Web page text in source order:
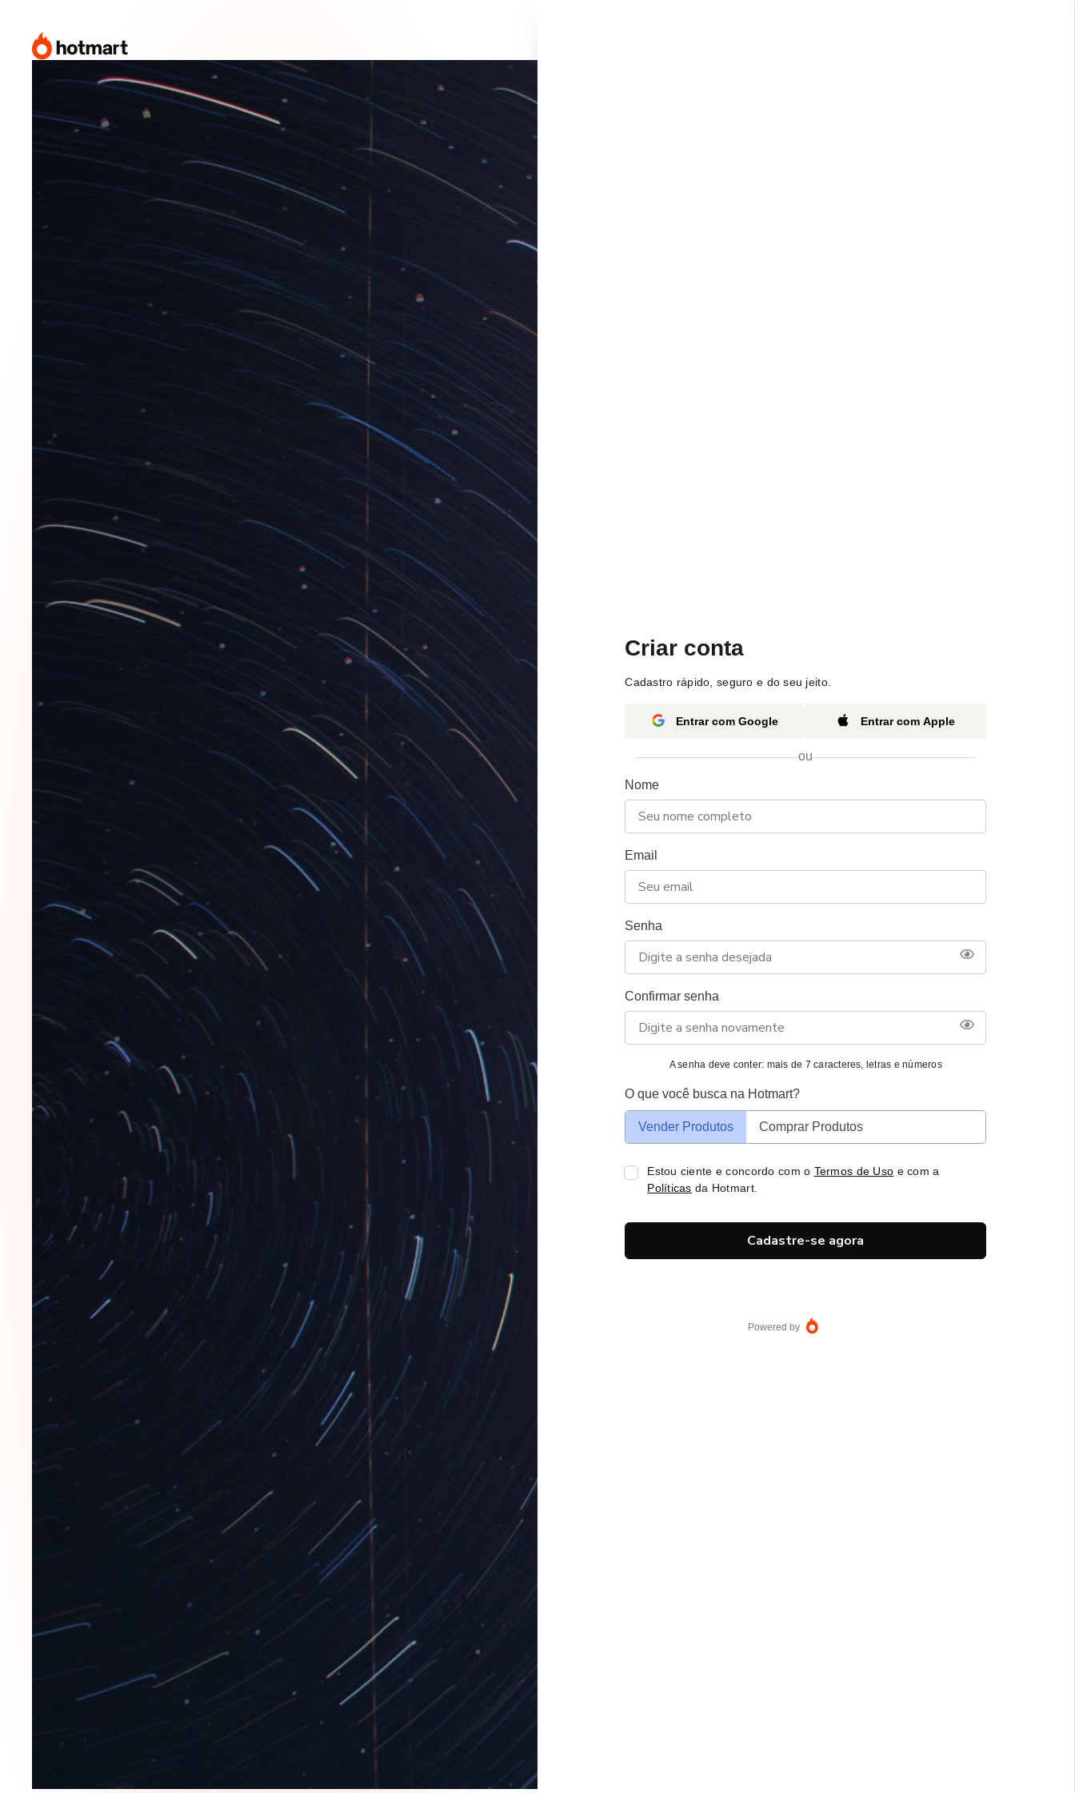
Criar conta
Cadastro rápido, seguro e do seu jeito.
Entrar com Google Entrar com Apple
ou
Nome
Email
Senha
Confirmar senha
A senha deve conter: mais de 7 caracteres, letras e números
O que você busca na Hotmart?
Vender Produtos Comprar Produtos
Estou ciente e concordo com o Termos de Uso e com a
Políticas da Hotmart.
Cadastre-se agora
Powered by